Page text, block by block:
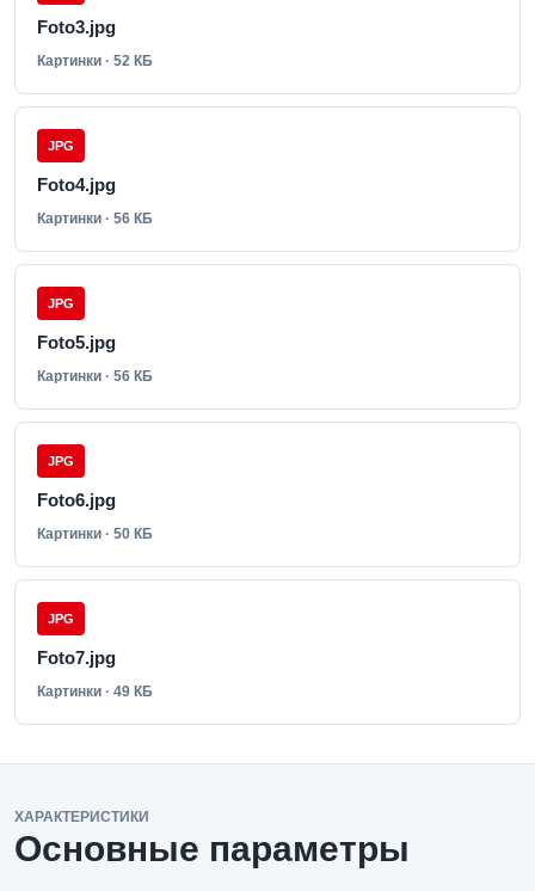
Foto3.jpg
Картинки · 52 КБ
JPG
Foto4.jpg
Картинки · 56 КБ
JPG
Foto5.jpg
Картинки · 56 КБ
JPG
Foto6.jpg
Картинки · 50 КБ
JPG
Foto7.jpg
Картинки · 49 КБ
ХАРАКТЕРИСТИКИ
Основные параметры